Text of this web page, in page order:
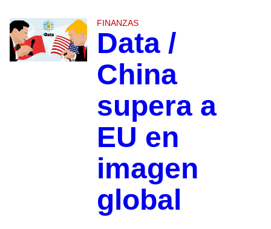
FINANZAS
Data /
China
supera a
EU en
imagen
global